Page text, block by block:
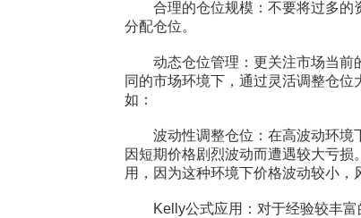
合理的仓位规模：不要将过多的
分配仓位。
动态仓位管理：更关注市场当前
同的市场环境下，通过灵活调整仓
如：
波动性调整仓位：在高波动环境
因短期价格剧烈波动而遭遇较大亏
用，因为这种环境下价格波动较小，
Kelly公式应用：对于经验较丰富